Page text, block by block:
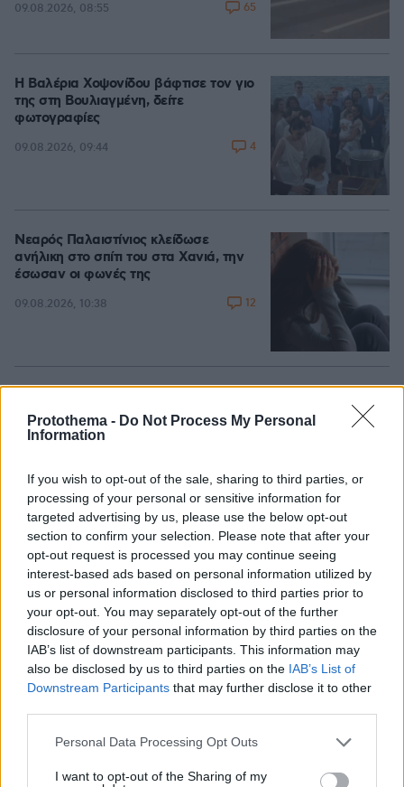
Protothema - Do Not Process My Personal
Information
If you wish to opt-out of the sale, sharing to third parties, or
processing of your personal or sensitive information for
targeted advertising by us, please use the below opt-out
section to confirm your selection. Please note that after your
opt-out request is processed you may continue seeing
interest-based ads based on personal information utilized by
us or personal information disclosed to third parties prior to
your opt-out. You may separately opt-out of the further
disclosure of your personal information by third parties on the
IAB’s list of downstream participants. This information may
also be disclosed by us to third parties on the IAB’s List of
Downstream Participants that may further disclose it to other
Please note that this website/app uses one or more Google
not limited to your visit or usage behaviour. You may click to
Personal Data Processing Opt Outs
I want to opt-out of the Sharing of my
09.08.2026, 08:55 65
Η Βαλέρια Χοψονίδου βάφτισε τον γιο
της στη Βουλιαγμένη, δείτε
φωτογραφίες
09.08.2026, 09:44 4
Νεαρός Παλαιστίνιος κλείδωσε
ανήλικη στο σπίτι του στα Χανιά, την
έσωσαν οι φωνές της
09.08.2026, 10:38 12
Ο 15χρονος που δεν πρόλαβε να
ξεφύγει από το τσουνάμι μπορεί ν'
08.08.2026, 18:08 77
Χόρχε Μέσι: Ο εργάτης από το
Ροσάριο που πήρε τον 13χρονο Λιονέλ
από το χέρι και άλλαξε την ιστορία
του ποδοσφαίρου με μια υπογραφή
σε... χαρτοπετσέτα
08.08.2026, 21:43 34
Games